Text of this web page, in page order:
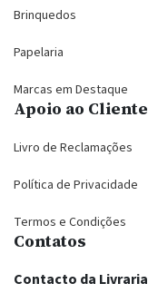
Brinquedos
Papelaria
Marcas em Destaque
Apoio ao Cliente
Livro de Reclamações
Política de Privacidade
Termos e Condições
Contatos
Contacto da Livraria